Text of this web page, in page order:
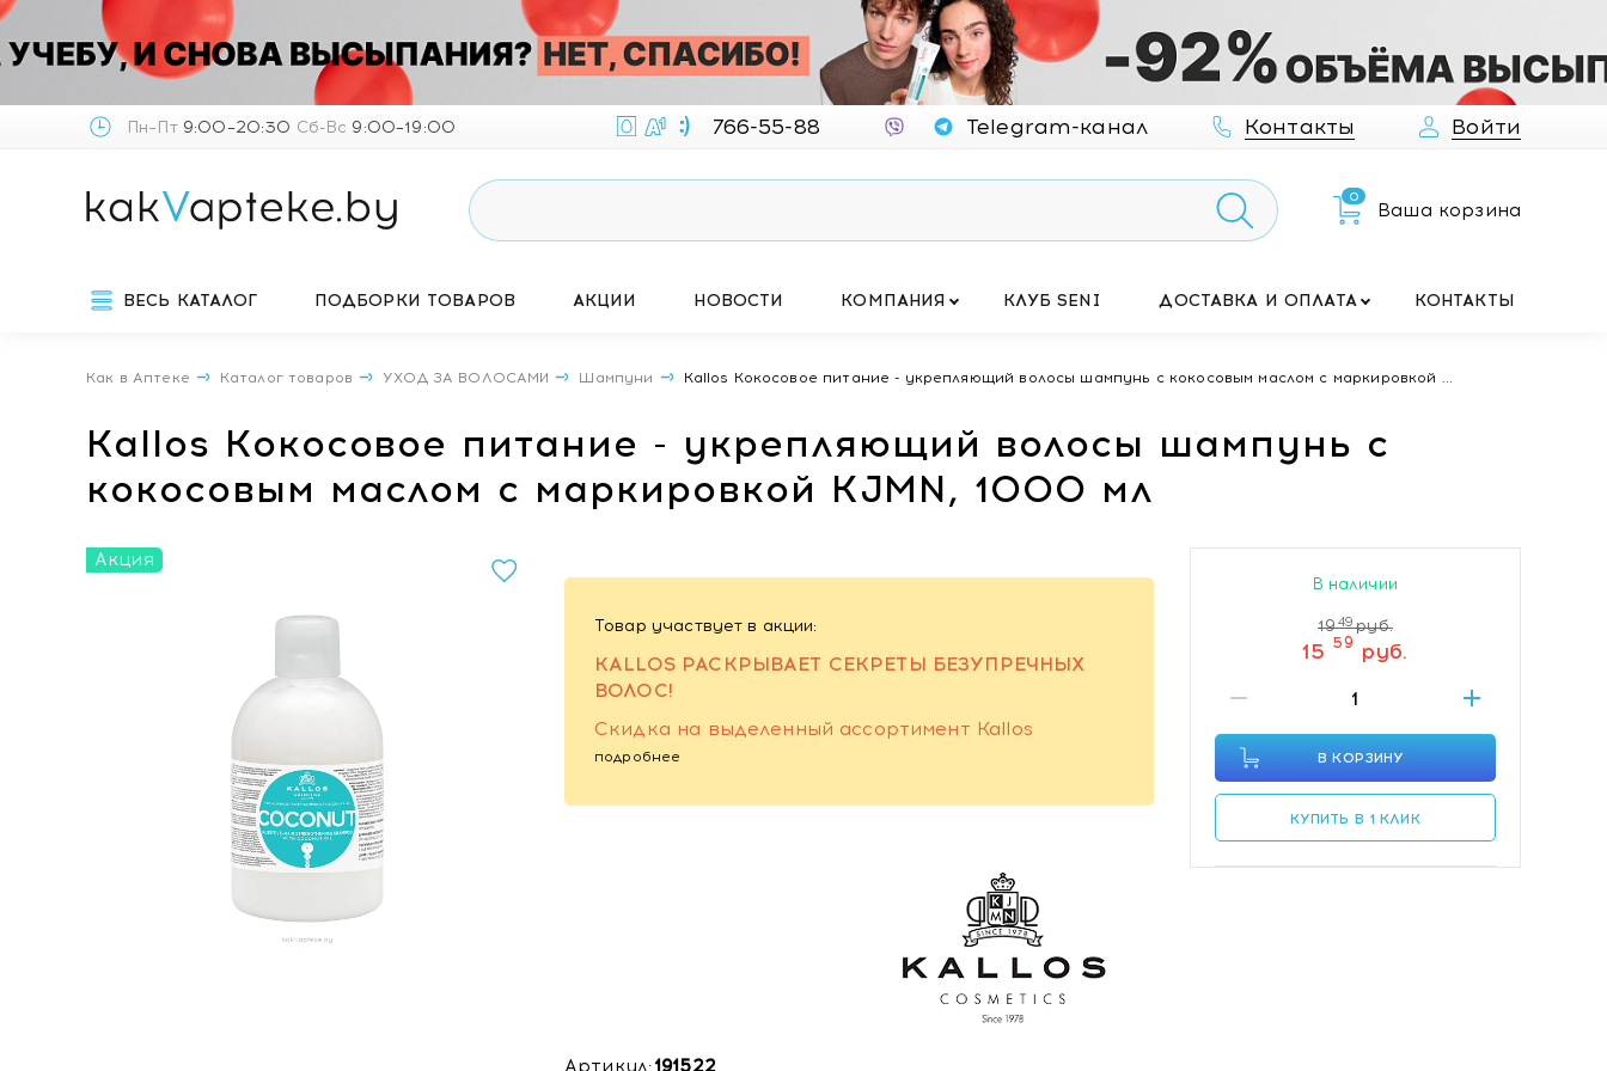
Пн–Пт9:00–20:30 Сб-Вс 9:00–19:00 766-55-88 Telegram-канал Контакты Войти
0
Ваша корзина
ВЕСЬ КАТАЛОГ ПОДБОРКИ ТОВАРОВ АКЦИИ НОВОСТИ КОМПАНИЯ КЛУБ SENI ДОСТАВКА И ОПЛАТА КОНТАКТЫ
Как в Аптеке Каталог товаров УХОД ЗА ВОЛОСАМИ Шампуни Kallos Кокосовое питание - укрепляющий волосы шампунь с кокосовым маслом с маркировкой ...
Kallos Кокосовое питание - укрепляющий волосы шампунь с
кокосовым маслом с маркировкой KJMN, 1000 мл
Акция
Товар участвует в акции:
KALLOS РАСКРЫВАЕТ СЕКРЕТЫ БЕЗУПРЕЧНЫХ
ВОЛОС!
Скидка на выделенный ассортимент Kallos
подробнее
Артикул:191522
В наличии
1949 руб.
15 59 руб.
В КОРЗИНУ
КУПИТЬ В 1 КЛИК